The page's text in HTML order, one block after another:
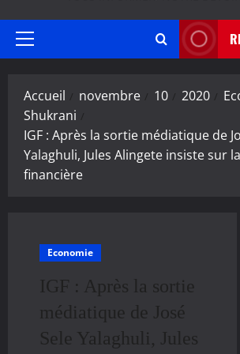
Menu
Accueil novembre 10 2020
Shukrani
IGF : Après la sortie médiatique de
Yalaghuli, Jules Alingete insiste sur
financière
Economie
IGF : Après la sortie
médiatique de José
Sele Yalaghuli, Jules